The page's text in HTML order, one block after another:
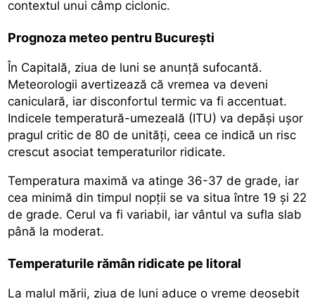
contextul unui câmp ciclonic.
Prognoza meteo pentru București
În Capitală, ziua de luni se anunță sufocantă.
Meteorologii avertizează căvremea va deveni
caniculară, iar disconfortul termic va fi accentuat.
Indicele temperatură-umezeală (ITU) va depăși ușor
pragul critic de 80 de unități, ceea ce indică un risc
crescut asociat temperaturilor ridicate.
Temperatura maximă va atinge 36-37 de grade, iar
cea minimă din timpul nopții se va situa între 19 și 22
de grade. Cerul va fi variabil, iar vântul va sufla slab
până la moderat.
Temperaturile rămân ridicate pe litoral
La malul mării, ziua de luni aduce o vreme deosebit